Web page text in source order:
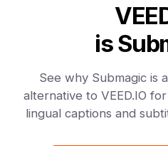
is
See why Submagic is
alternative to VEED.IO
lingual captions and